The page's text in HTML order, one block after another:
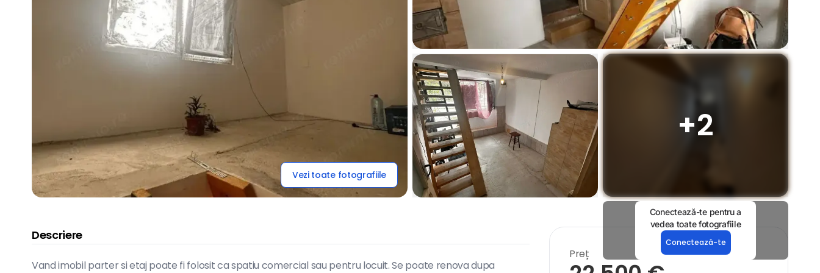
Vezi toate fotografiile
Conectează-te pentru a
vedea toate fotografiile
Conectează-te
+2
Descriere
Vand imobil parter si etaj poate fi folosit ca spatiu comercial sau pentru locuit. Se poate renova dupa
Preț